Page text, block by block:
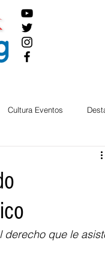
Cultura Eventos
Documentos
derecho que le